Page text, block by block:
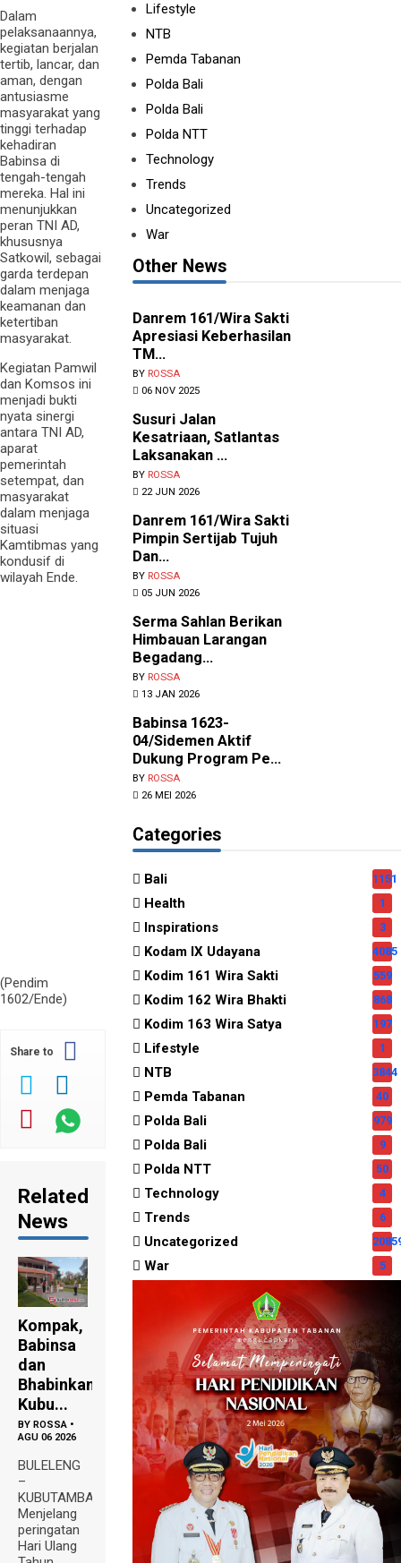
Dalam
pelaksanaannya,
kegiatan berjalan
tertib, lancar, dan
aman, dengan
antusiasme
masyarakat yang
tinggi terhadap
kehadiran
Babinsa di
tengah-tengah
mereka. Hal ini
menunjukkan
peran TNI AD,
khususnya
Satkowil, sebagai
garda terdepan
dalam menjaga
keamanan dan
ketertiban
masyarakat.
Kegiatan Pamwil
dan Komsos ini
menjadi bukti
nyata sinergi
antara TNI AD,
aparat
pemerintah
setempat, dan
masyarakat
dalam menjaga
situasi
Kamtibmas yang
kondusif di
wilayah Ende.
(Pendim
1602/Ende)
Share to
Related
News
Kompak,
Babinsa
dan
Bhabinkamtibmas
Kubu...
BY ROSSA •
AGU 06 2026
BULELENG
–
KUBUTAMBAHAN
Menjelang
peringatan
Hari Ulang
Lifestyle
NTB
Pemda Tabanan
Polda Bali
Polda Bali
Polda NTT
Technology
Trends
Uncategorized
War
Other News
Danrem 161/Wira Sakti
Apresiasi Keberhasilan
TM...
BY ROSSA
06 NOV 2025
Susuri Jalan
Kesatriaan, Satlantas
Laksanakan ...
BY ROSSA
22 JUN 2026
Danrem 161/Wira Sakti
Pimpin Sertijab Tujuh
Dan...
BY ROSSA
05 JUN 2026
Serma Sahlan Berikan
Himbauan Larangan
Begadang...
BY ROSSA
13 JAN 2026
Babinsa 1623-
04/Sidemen Aktif
Dukung Program Pe...
BY ROSSA
26 MEI 2026
Categories
Bali 1151
Health 1
Inspirations 3
Kodam IX Udayana 4085
Kodim 161 Wira Sakti 559
Kodim 162 Wira Bhakti 868
Kodim 163 Wira Satya 197
Lifestyle 1
NTB 3844
Pemda Tabanan 40
Polda Bali 979
Polda Bali 9
Polda NTT 50
Technology 4
Trends 6
Uncategorized
War 5